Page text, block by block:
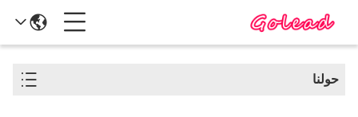
حولنا